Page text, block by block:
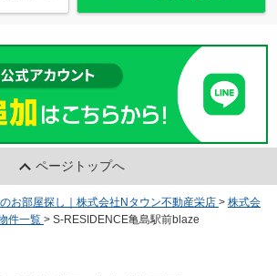
ページトップへ
お部屋探し｜株式会社Nタウン不動産栄店 > 株式会
件一覧 > S-RESIDENCE亀島駅前blaze